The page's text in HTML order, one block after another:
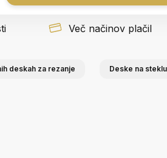
Več načinov plačil
deskah za rezanje Deske na